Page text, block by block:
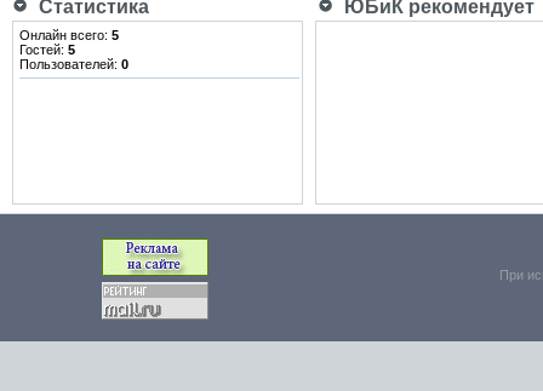
Статистика ЮБиК рекомендует
Онлайн всего: 5
Гостей: 5
Пользователей: 0
При